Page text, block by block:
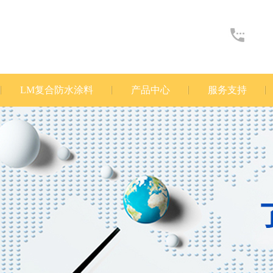
LM复合防水涂料 产品中心 服务支持